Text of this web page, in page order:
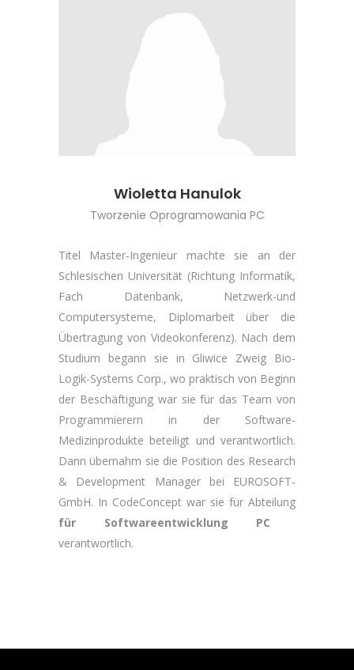
Wioletta Hanulok
Tworzenie Oprogramowania PC
Titel Master-Ingenieur machte sie an der
Schlesischen Universität (Richtung Informatik,
Fach Datenbank, Netzwerk-und
Computersysteme, Diplomarbeit über die
Übertragung von Videokonferenz). Nach dem
Studium begann sie in Gliwice Zweig Bio-
Logik-Systems Corp., wo praktisch von Beginn
der Beschäftigung war sie für das Team von
Programmierern in der Software-
Medizinprodukte beteiligt und verantwortlich.
Dann übernahm sie die Position des Research
& Development Manager bei EUROSOFT-
GmbH. In CodeConcept war sie für Abteilung
für Softwareentwicklung PC
verantwortlich.